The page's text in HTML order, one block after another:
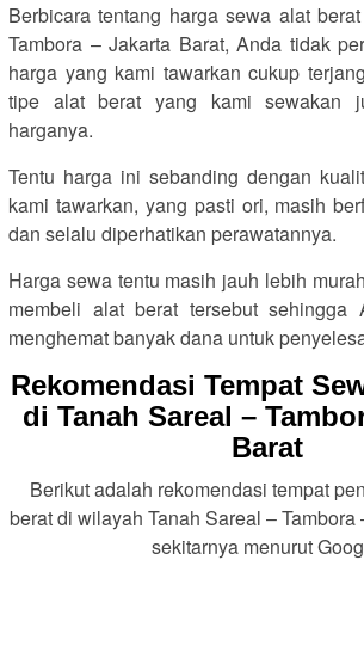
Berbicara tentang harga sewa alat
Tambora – Jakarta Barat, Anda tidak
harga yang kami tawarkan cukup
tipe alat berat yang kami sewakan
harganya.
Tentu harga ini sebanding dengan
kami tawarkan, yang pasti ori, masih
dan selalu diperhatikan perawatannya.
Harga sewa tentu masih jauh lebih
membeli alat berat tersebut sehingga
menghemat banyak dana untuk
Rekomendasi Tempat
di Tanah Sareal –
Barat
Berikut adalah rekomendasi tempat
berat di wilayah Tanah Sareal – Tambora
sekitarnya menurut